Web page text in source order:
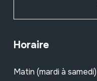
Horaire
Matin (mardi à samedi)